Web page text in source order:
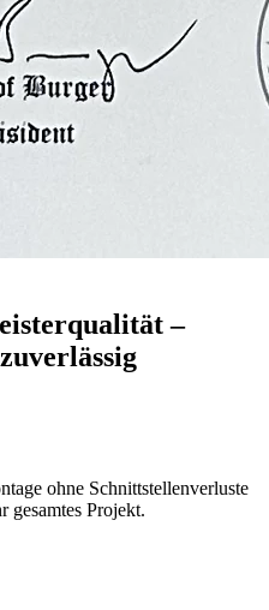
–
ohne Schnittstellenverluste
gesamtes Projekt.